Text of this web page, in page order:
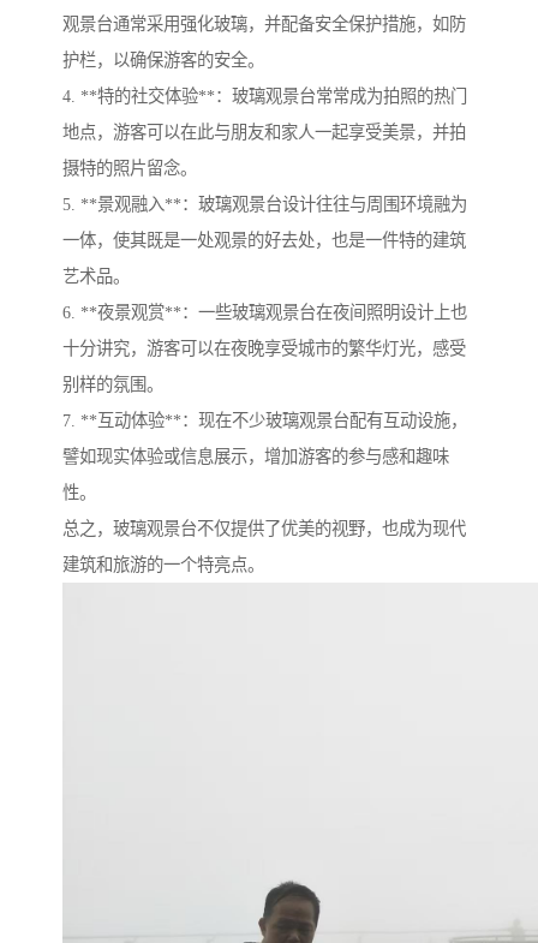
观景台通常采用强化玻璃，并配备安全保护措施，如防
护栏，以确保游客的安全。
4. **特的社交体验**：玻璃观景台常常成为拍照的热门
地点，游客可以在此与朋友和家人一起享受美景，并拍
摄特的照片留念。
5. **景观融入**：玻璃观景台设计往往与周围环境融为
一体，使其既是一处观景的好去处，也是一件特的建筑
艺术品。
6. **夜景观赏**：一些玻璃观景台在夜间照明设计上也
十分讲究，游客可以在夜晚享受城市的繁华灯光，感受
别样的氛围。
7. **互动体验**：现在不少玻璃观景台配有互动设施，
譬如现实体验或信息展示，增加游客的参与感和趣味
性。
总之，玻璃观景台不仅提供了优美的视野，也成为现代
建筑和旅游的一个特亮点。